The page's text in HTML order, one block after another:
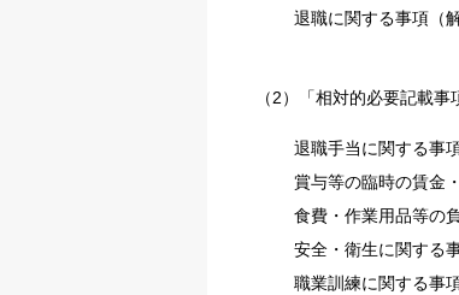
退職に関する事項（
（2）「相対的必要記載事
退職手当に関する事
賞与等の臨時の賃金
食費・作業用品等の
安全・衛生に関する
職業訓練に関する事